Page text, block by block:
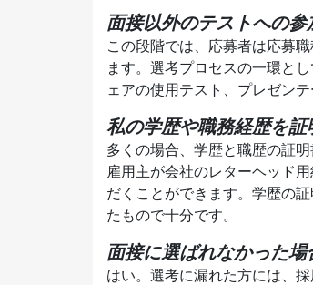
面接以外のテストへの
この段階では、応募者は応募
ます。選考プロセスの一環と
ェアの使用テスト、プレゼン
私の学歴や職務経歴を
多くの場合、学歴と職歴の証
雇用主が会社のレターヘッド
だくことができます。学歴の
たもので十分です。
面接に選ばれなかった
はい。選考に漏れた方には、